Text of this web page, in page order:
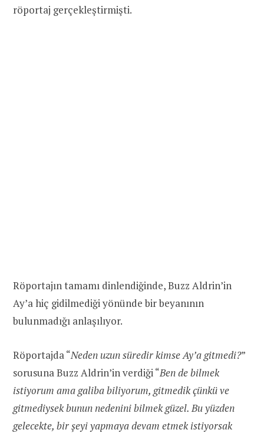
röportaj gerçekleştirmişti.
Röportajın tamamı dinlendiğinde, Buzz Aldrin’in
Ay’a hiç gidilmediği yönünde bir beyanının
bulunmadığı anlaşılıyor.
Röportajda “Neden uzun süredir kimse Ay’a gitmedi?”
sorusuna Buzz Aldrin’in verdiği “Ben de bilmek
istiyorum ama galiba biliyorum, gitmedik çünkü ve
gitmediysek bunun nedenini bilmek güzel. Bu yüzden
gelecekte, bir şeyi yapmaya devam etmek istiyorsak